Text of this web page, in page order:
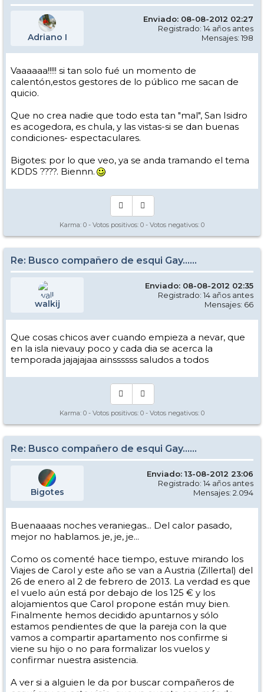
Adriano I
Enviado: 08-08-2012 02:27
Registrado: 14 años antes
Mensajes: 198
Vaaaaaa!!!!! si tan solo fué un momento de
calentón,estos gestores de lo público me sacan de
quicio.
Que no crea nadie que todo esta tan "mal", San Isidro
es acogedora, es chula, y las vistas-si se dan buenas
condiciones- espectaculares.
Bigotes: por lo que veo, ya se anda tramando el tema
KDDS ????. Biennn.
Karma: 0 - Votos positivos: 0 - Votos negativos: 0
Re: Busco compañero de esqui Gay......
walkij
Enviado: 08-08-2012 02:35
Registrado: 14 años antes
Mensajes: 66
Que cosas chicos aver cuando empieza a nevar, que
en la isla nievauy poco y cada dia se acerca la
temporada jajajajaa ainssssss saludos a todos
Karma: 0 - Votos positivos: 0 - Votos negativos: 0
Re: Busco compañero de esqui Gay......
Bigotes
Enviado: 13-08-2012 23:06
Registrado: 14 años antes
Mensajes: 2.094
Buenaaaas noches veraniegas... Del calor pasado,
mejor no hablamos. je, je, je...
Como os comenté hace tiempo, estuve mirando los
Viajes de Carol y este año se van a Austria (Zillertal) del
26 de enero al 2 de febrero de 2013. La verdad es que
el vuelo aún está por debajo de los 125 € y los
alojamientos que Carol propone están muy bien.
Finalmente hemos decidido apuntarnos y sólo
estamos pendientes de que la pareja con la que
vamos a compartir apartamento nos confirme si
viene su hijo o no para formalizar los vuelos y
confirmar nuestra asistencia.
A ver si a alguien le da por buscar compañeros de